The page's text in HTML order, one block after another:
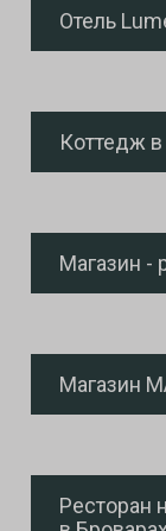
Отель
Коттедж
Магазин -
Магазин
Ресторан